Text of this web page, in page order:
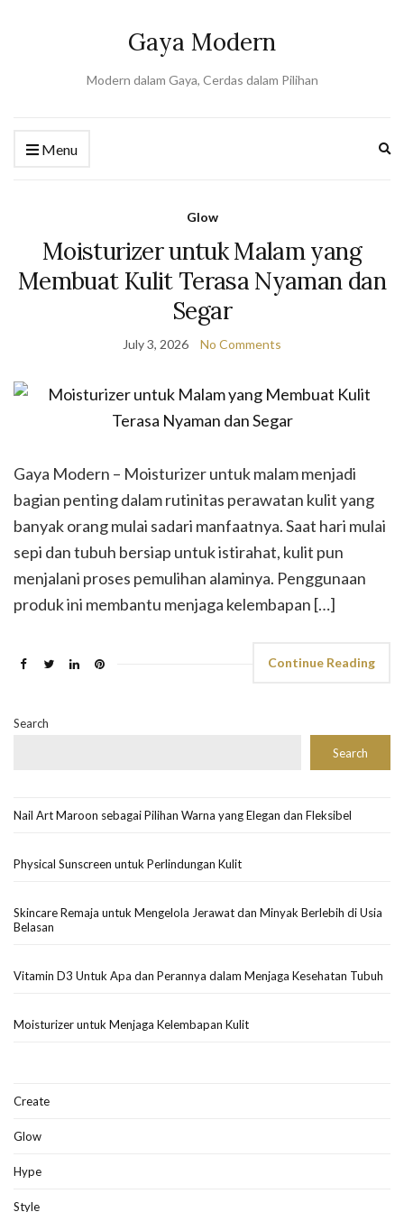
Gaya Modern
Modern dalam Gaya, Cerdas dalam Pilihan
Menu
Glow
Moisturizer untuk Malam yang
Membuat Kulit Terasa Nyaman dan
Segar
July 3, 2026 No Comments
Gaya Modern – Moisturizer untuk malam menjadi
bagian penting dalam rutinitas perawatan kulit yang
banyak orang mulai sadari manfaatnya. Saat hari mulai
sepi dan tubuh bersiap untuk istirahat, kulit pun
menjalani proses pemulihan alaminya. Penggunaan
produk ini membantu menjaga kelembapan […]
Continue Reading
Search
Search
Nail Art Maroon sebagai Pilihan Warna yang Elegan dan Fleksibel
Physical Sunscreen untuk Perlindungan Kulit
Skincare Remaja untuk Mengelola Jerawat dan Minyak Berlebih di Usia
Belasan
Vitamin D3 Untuk Apa dan Perannya dalam Menjaga Kesehatan Tubuh
Moisturizer untuk Menjaga Kelembapan Kulit
Create
Glow
Hype
Style